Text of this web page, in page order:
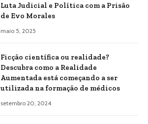
Luta Judicial e Política com a Prisão
de Evo Morales
maio 5, 2025
Ficção científica ou realidade?
Descubra como a Realidade
Aumentada está começando a ser
utilizada na formação de médicos
setembro 20, 2024